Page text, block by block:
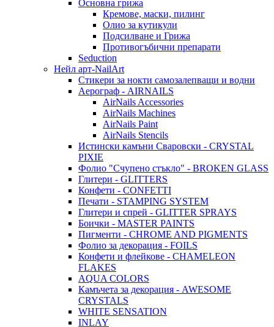
Основна грижа
Кремове, маски, пилинг
Олио за кутикули
Подсилване и Грижа
Противогъбични препарати
Seduction
Нейл арт-NailArt
Стикери за нокти самозалепващи и водни
Аерограф - AIRNAILS
AirNails Accessories
AirNails Machines
AirNails Paint
AirNails Stencils
Истински камъни Сваровски - CRYSTAL
PIXIE
Фолио "Счупено стъкло" - BROKEN GLASS
Глитери - GLITTERS
Конфети - CONFETTI
Печати - STAMPING SYSTEM
Глитери и спрей - GLITTER SPRAYS
Боички - MASTER PAINTS
Пигменти - CHROME AND PIGMENTS
Фолио за декорация - FOILS
Конфети и флейкове - CHAMELEON
FLAKES
AQUA COLORS
Камъчета за декорация - AWESOME
CRYSTALS
WHITE SENSATION
INLAY